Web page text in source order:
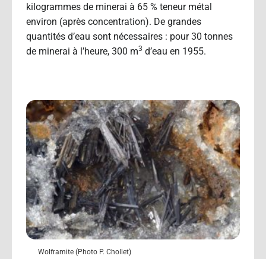
kilogrammes de minerai à 65 % teneur métal
environ (après concentration). De grandes
quantités d’eau sont nécessaires : pour 30 tonnes
de minerai à l’heure, 300 m3 d’eau en 1955.
Wolframite (Photo P. Chollet)